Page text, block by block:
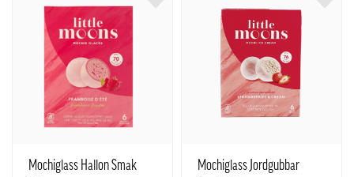
Mochiglass Hallon Smak
Mochiglass Jordgubbar